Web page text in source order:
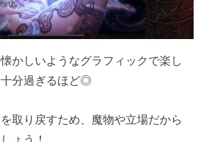
かしいようなグラフィックで楽し
分過ぎるほど◎
取り戻すため、魔物や立場だから
ょう！